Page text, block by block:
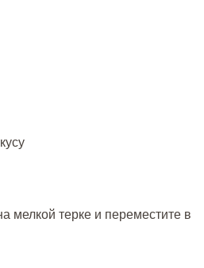
мелкой терке и переместите в